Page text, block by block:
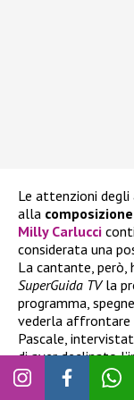
Le attenzioni
alla
Milly Carlucci
considerata una
La cantante,
SuperGuida TVla
programma,
vederla affrontare
Pascale,
di aver declinato
proprio
sentirsi adatta alla